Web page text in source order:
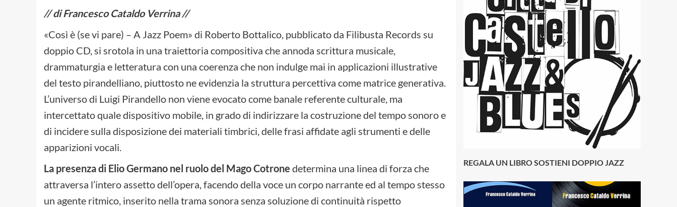
// di Francesco Cataldo Verrina //
«Così è (se vi pare) – A Jazz Poem» di Roberto Bottalico, pubblicato da Filibusta Records su
doppio CD, si srotola in una traiettoria compositiva che annoda scrittura musicale,
drammaturgia e letteratura con una coerenza che non indulge mai in applicazioni illustrative
del testo pirandelliano, piuttosto ne evidenzia la struttura percettiva come matrice generativa.
L’universo di Luigi Pirandello non viene evocato come banale referente culturale, ma
intercettato quale dispositivo mobile, in grado di indirizzare la costruzione del tempo sonoro e
di incidere sulla disposizione dei materiali timbrici, delle frasi affidate agli strumenti e delle
apparizioni vocali.
La presenza di Elio Germano nel ruolo del Mago Cotrone determina una linea di forza che
attraversa l’intero assetto dell’opera, facendo della voce un corpo narrante ed al tempo stesso
un agente ritmico, inserito nella trama sonora senza soluzione di continuità rispetto
REGALA UN LIBRO SOSTIENI DOPPIO JAZZ